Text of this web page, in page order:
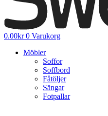
0.00kr 0 Varukorg
Möbler
Soffor
Soffbord
Fåtöljer
Sängar
Fotpallar